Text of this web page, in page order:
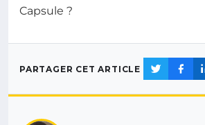
Capsule ?
PARTAGER CET ARTICLE